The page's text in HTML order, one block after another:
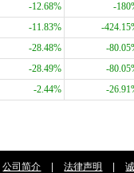
-12.68%
-
-11.83%
-
-28.48%
-
-28.49%
-
-2.44%
-
公司简介 法律声明